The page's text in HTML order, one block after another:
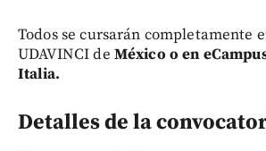
Todos se cursarán completamente
UDAVINCI de México o en
Italia.
Detalles de la